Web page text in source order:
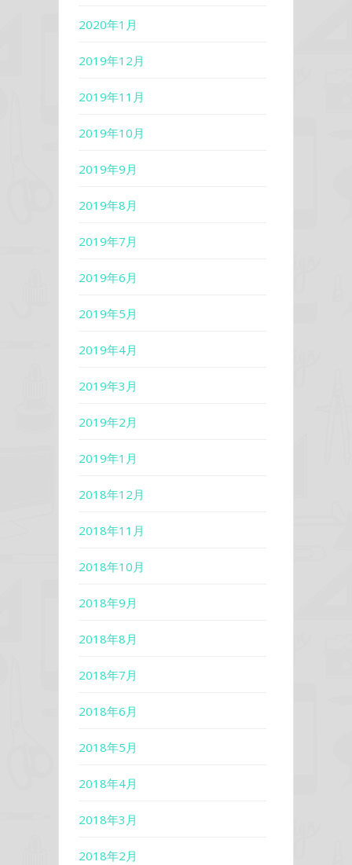
2020年1月
2019年12月
2019年11月
2019年10月
2019年9月
2019年8月
2019年7月
2019年6月
2019年5月
2019年4月
2019年3月
2019年2月
2019年1月
2018年12月
2018年11月
2018年10月
2018年9月
2018年8月
2018年7月
2018年6月
2018年5月
2018年4月
2018年3月
2018年2月